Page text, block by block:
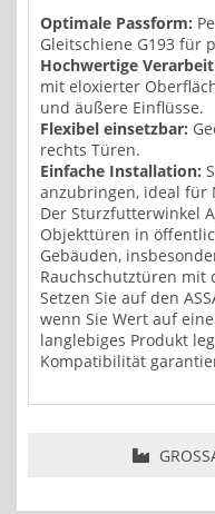
Optimale Passform:
Gleitschiene G193 für
Hochwertige
mit eloxierter
und äußere Einflüsse.
Flexibel einsetzbar:
rechts Türen.
Einfache Installation:
anzubringen, ideal für
Der Sturzfutterwinkel
Objekttüren in
Gebäuden,
Rauchschutztüren mit
Setzen Sie auf den
wenn Sie Wert auf
langlebiges Produkt
Kompatibilität